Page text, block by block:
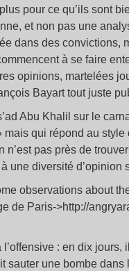
pour ce qu’ils sont
et non pas une
dans des convictions,
à se faire
opinions, martelées
Bayart tout juste
Abu Khalil sur le
mais qui répond au
n’est pas près de
une diversité d’opinion
observations about
de Paris->http://
l’offensive : en dix
sauter une bombe